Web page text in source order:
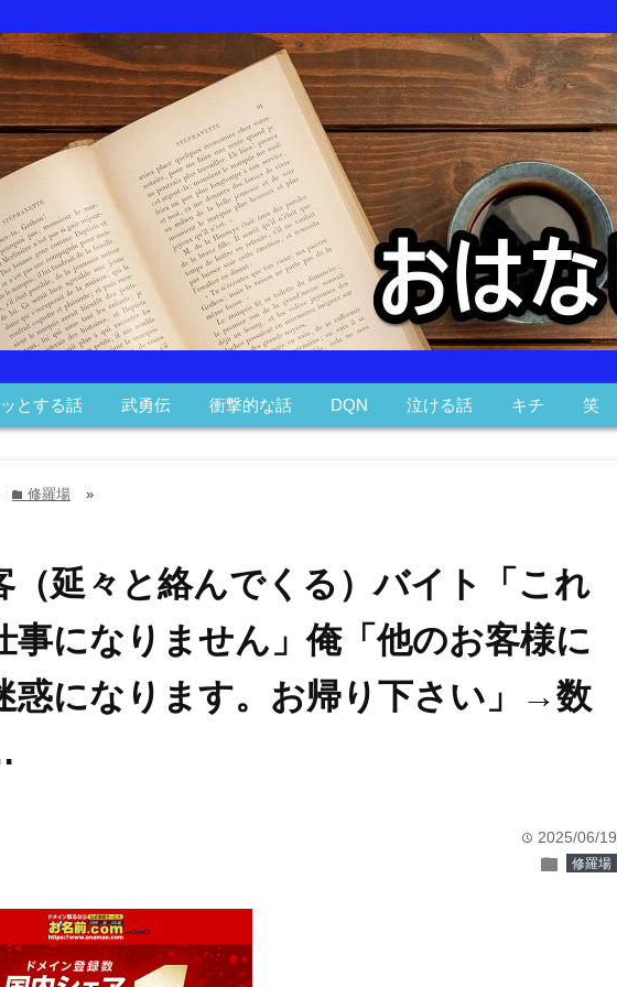
とする話 武勇伝 衝撃的な話 DQN 泣ける話 キチ 笑
folder 修羅場 »
（延々と絡んでくる）バイト「これ
事になりません」俺「他のお客様に
惑になります。お帰り下さい」→数
time 2025/06/19
folder 修羅場